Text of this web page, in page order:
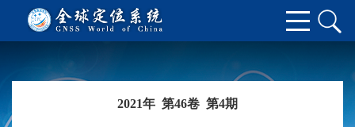
2021年 第46卷 第4期